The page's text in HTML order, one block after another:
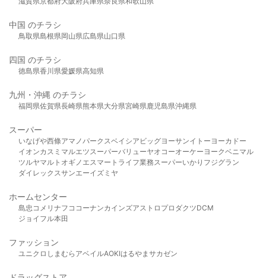
中国 のチラシ
鳥取県島根県岡山県広島県山口県
四国 のチラシ
徳島県香川県愛媛県高知県
九州・沖縄 のチラシ
福岡県佐賀県長崎県熊本県大分県宮崎県鹿児島県沖縄県
スーパー
いなげや西條アマノパークスベイシア ビッグヨーサンイトーヨーカドー
イオンカスミ マルエツスーパーバリューヤオコーオーケー ヨークベニマル
ツルヤマルト オギノ エスマート ライフ業務スーパーいかり フジグラン
ダイレックスサンエーイズミヤ
ホームセンター
島忠 コメリ ナフコ コーナンカインズアストロプロダクツDCM
ジョイフル本田
ファッション
ユニクロ しまむら アベイルAOKIはるやま サカゼン